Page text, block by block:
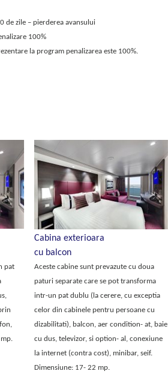
de zile – pierderea avansului
100%
la program penalizarea este 100%.
Cabina exterioara
cu balcon
pat
Aceste cabine sunt prevazute cu doua
paturi separate care se pot transforma
intr-un pat dublu (la cerere, cu exceptia
celor din cabinele pentru persoane cu
dizabilitati), balcon, aer condition- at, baie
cu dus, televizor, si option- al, conexiune
la internet (contra cost), minibar, seif.
Dimensiune: 17- 22 mp.